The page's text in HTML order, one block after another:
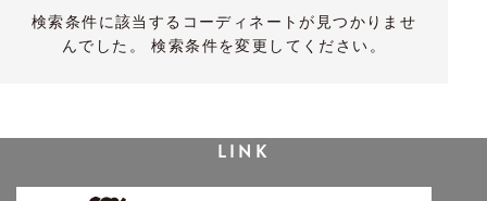
検索条件に該当するコーディネートが見つかりませ
んでした。 検索条件を変更してください。
LINK